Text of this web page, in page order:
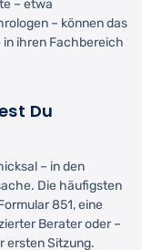
– etwa
– können das
in ihren Fachbereich
Du
– in den
Die häufigsten
851, eine
Berater oder –
ersten Sitzung.